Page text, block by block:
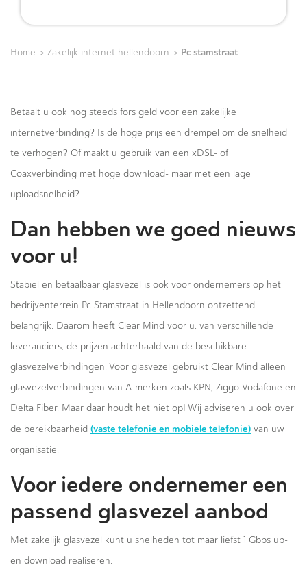
Home > Zakelijk internet hellendoorn > Pc stamstraat
Betaalt u ook nog steeds fors geld voor een zakelijke
internetverbinding? Is de hoge prijs een drempel om de snelheid
te verhogen? Of maakt u gebruik van een xDSL- of
Coaxverbinding met hoge download- maar met een lage
uploadsnelheid?
Dan hebben we goed nieuws
voor u!
Stabiel en betaalbaar glasvezel is ook voor ondernemers op het
bedrijventerrein Pc Stamstraat in Hellendoorn ontzettend
belangrijk. Daarom heeft Clear Mind voor u, van verschillende
leveranciers, de prijzen achterhaald van de beschikbare
glasvezelverbindingen. Voor glasvezel gebruikt Clear Mind alleen
glasvezelverbindingen van A-merken zoals KPN, Ziggo-Vodafone en
Delta Fiber. Maar daar houdt het niet op! Wij adviseren u ook over
de bereikbaarheid (vaste telefonie en mobiele telefonie) van uw
organisatie.
Voor iedere ondernemer een
passend glasvezel aanbod
Met zakelijk glasvezel kunt u snelheden tot maar liefst 1 Gbps up-
en download realiseren.